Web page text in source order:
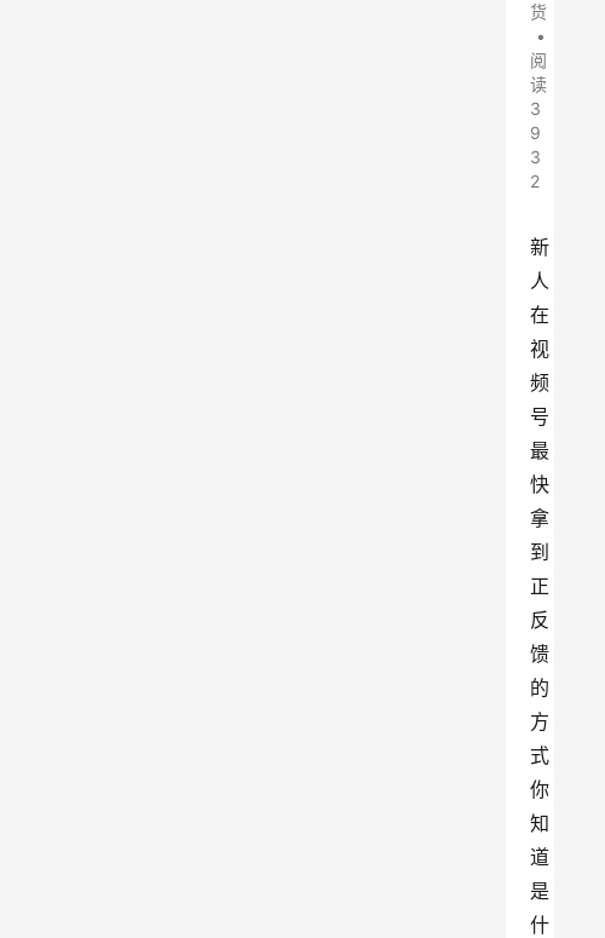
货
•
阅
读
3
9
3
2
新
人
在
视
频
号
最
快
拿
到
正
反
馈
的
方
式
你
知
道
是
什